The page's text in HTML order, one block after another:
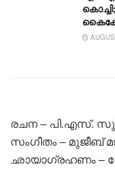
രചന – പി.എസ്.
സംഗീതം – മുജീബ്
ഛായാഗ്രഹണം –